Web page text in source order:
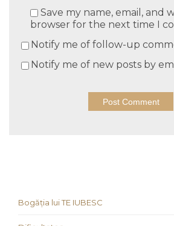
Save my name, email, and
browser for the next time I
Notify me of follow-up
Notify me of new posts by
Bogăția lui TE IUBESC